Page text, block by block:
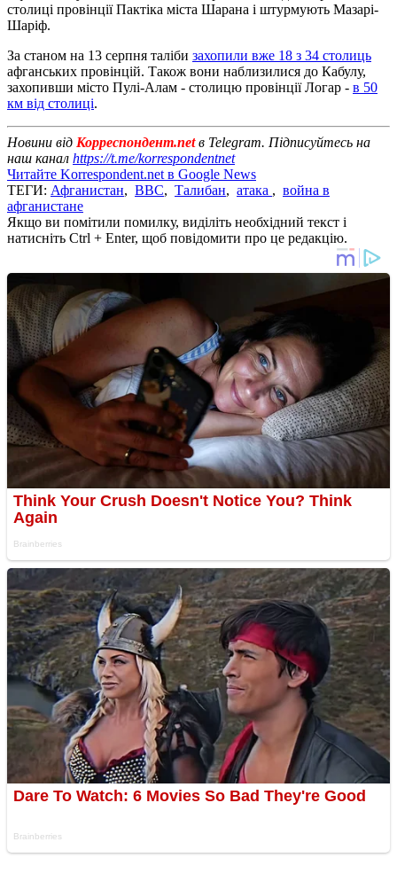
столиці провінції Пактіка міста Шарана і штурмують Мазарі-
Шаріф.
За станом на 13 серпня таліби захопили вже 18 з 34 столиць
афганських провінцій. Також вони наблизилися до Кабулу,
захопивши місто Пулі-Алам - столицю провінції Логар - в 50
км від столиці.
Новини від Корреспондент.netв Telegram. Підписуйтесь на
наш канал https://t.me/korrespondentnet
Читайте Korrespondent.net в Google News
ТЕГИ: Афганистан, ВВС, Талибан, атака , война в
афганистане
Якщо ви помітили помилку, виділіть необхідний текст і
натисніть Ctrl + Enter, щоб повідомити про це редакцію.